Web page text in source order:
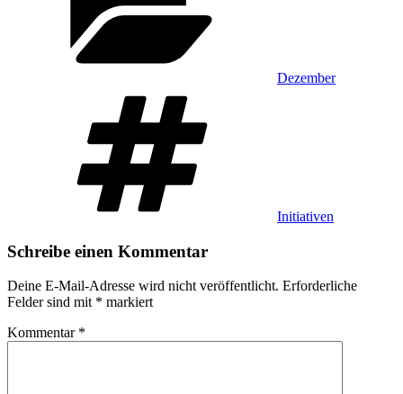
Dezember
Initiativen
Schreibe einen Kommentar
Deine E-Mail-Adresse wird nicht veröffentlicht. Erforderliche
Felder sind mit * markiert
Kommentar *